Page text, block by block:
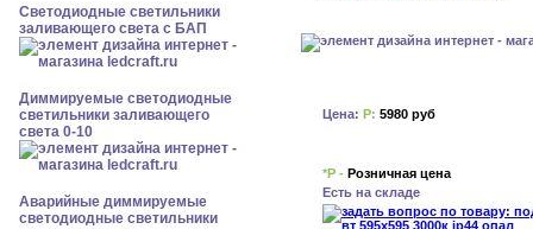
Светодиодные светильники
заливающего света с БАП
Диммируемые светодиодные
светильники заливающего
света 0-10
Аварийные диммируемые
светодиодные светильники
Цена: Р: 5980 руб
*Р - Розничная цена
Есть на складе